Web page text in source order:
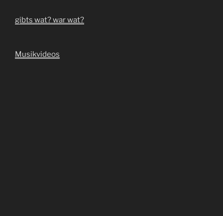
gibts wat? war wat?
Musikvideos